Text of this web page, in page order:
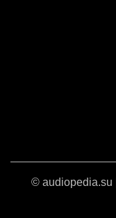
© audiopedia.su |